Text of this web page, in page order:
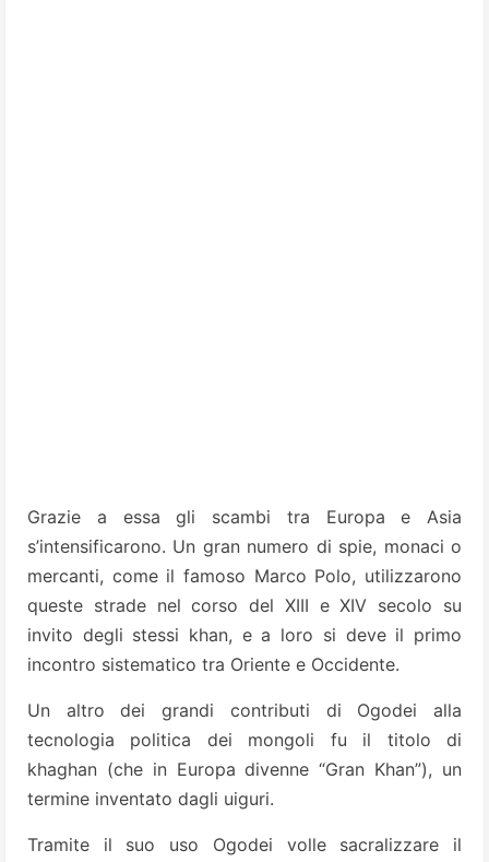
Grazie a essa gli scambi tra Europa e Asia
s’intensificarono. Un gran numero di spie, monaci o
mercanti, come il famoso Marco Polo, utilizzarono
queste strade nel corso del XIII e XIV secolo su
invito degli stessi khan, e a loro si deve il primo
incontro sistematico tra Oriente e Occidente.
Un altro dei grandi contributi di Ogodei alla
tecnologia politica dei mongoli fu il titolo di
khaghan (che in Europa divenne “Gran Khan”), un
termine inventato dagli uiguri.
Tramite il suo uso Ogodei volle sacralizzare il